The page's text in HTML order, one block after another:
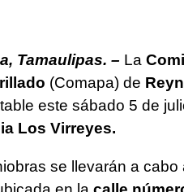
Tamaulipas. – La
(Comapa) de
este sábado 5 de
Los Virreyes.
se llevarán a cabo